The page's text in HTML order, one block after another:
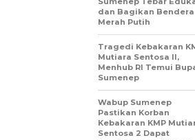
dan Bagikan Bendera
Merah Putih
Tragedi Kebakaran
Mutiara Sentosa II,
Menhub RI Temui
Sumenep
Wabup Sumenep
Pastikan Korban
Kebakaran KMP
Sentosa 2 Dapat